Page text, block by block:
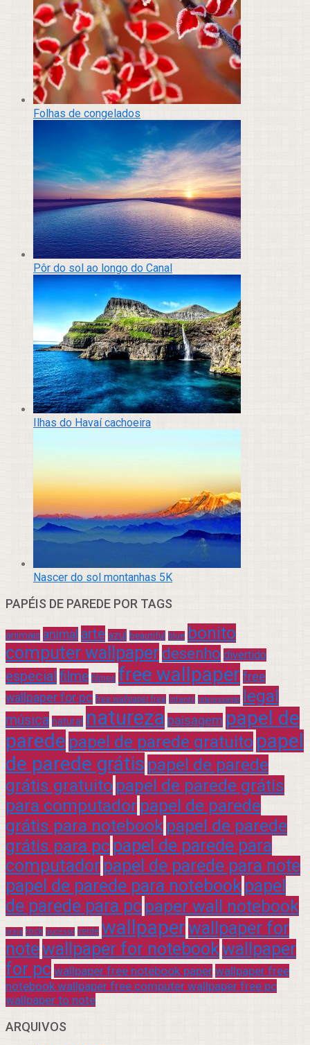
Folhas de congelados
Pôr do sol ao longo do Canal
Ilhas do Havaí cachoeira
Nascer do sol montanhas 5K
PAPÉIS DE PAREDE POR TAGS
animais animal arte azul beautiful blue bonito
computer wallpaper desenho divertido
especial filme filmes free wallpaper free
wallpaper for pc free wallpaper free infantil interessante legal
música natural natureza paisagem papel de
parede papel de parede gratuito papel
de parede grátis papel de parede
grátis gratuito papel de parede grátis
para computador papel de parede
grátis para notebook papel de parede
grátis para pc papel de parede para
computador papel de parede para note
papel de parede para notebook papel
de parede para pc paper wall notebook
praia rock sucesso verde wallpaperwallpaper for
notewallpaper for notebookwallpaper
for pc wallpaper free notebook paper wallpaper free
notebook wallpaper free computer wallpaper free pc
wallpaper to note
ARQUIVOS